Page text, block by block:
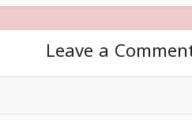
Leave a